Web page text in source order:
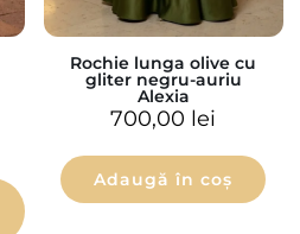
Rochie lunga olive cu
gliter negru-auriu
Alexia
700,00 lei
Adaugă în coș